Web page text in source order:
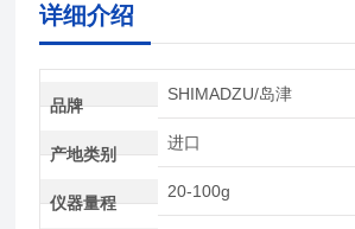
详细介绍
品牌
SHIMADZU/岛津
产地类别
进口
仪器量程
20-100g